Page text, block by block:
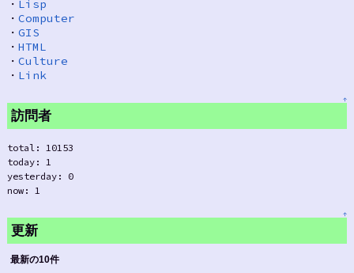
・ Lisp
・ Computer
・ GIS
・ HTML
・ Culture
・ Link
↑
訪問者
total: 10153
today: 1
yesterday: 0
now: 1
↑
更新
最新の10件